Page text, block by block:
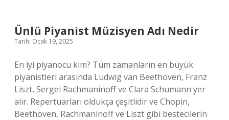
Ünlü Piyanist Müzisyen Adı Nedir
Tarih: Ocak 19, 2025
En iyi piyanocu kim? Tüm zamanların en büyük
piyanistleri arasında Ludwig van Beethoven, Franz
Liszt, Sergei Rachmaninoff ve Clara Schumann yer
alır. Repertuarları oldukça çeşitlidir ve Chopin,
Beethoven, Rachmaninoff ve Liszt gibi bestecilerin